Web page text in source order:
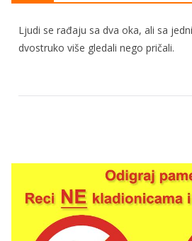
Ljudi se rađaju sa dva oka, ali sa
dvostruko više gledali nego pričali.